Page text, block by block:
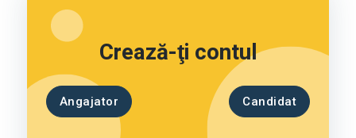
Crează-ţi contul
Angajator Candidat